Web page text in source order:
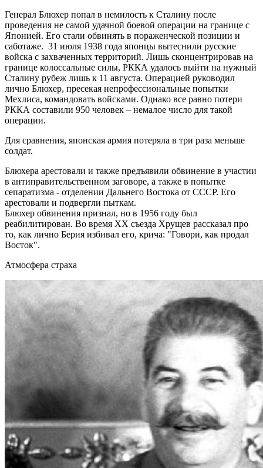
Генерал Блюхер попал в немилость к Сталину после
проведения не самой удачной боевой операции на границе с
Японией. Его стали обвинять в пораженческой позиции и
саботаже. 31 июля 1938 года японцы вытеснили русские
войска с захваченных территорий. Лишь сконцентрировав на
границе колоссальные силы, РККА удалось выйти на нужный
Сталину рубеж лишь к 11 августа. Операцией руководил
лично Блюхер, пресекая непрофессиональные попытки
Мехлиса, командовать войсками. Однако все равно потери
РККА составили 950 человек – немалое число для такой
операции.
Для сравнения, японская армия потеряла в три раза меньше
солдат.
Блюхера арестовали и также предъявили обвинение в участии
в антиправительственном заговоре, а также в попытке
сепаратизма - отделении Дальнего Востока от СССР. Его
арестовали и подвергли пыткам.
Блюхер обвинения признал, но в 1956 году был
реабилитирован. Во время XX съезда Хрущев рассказал про
то, как лично Берия избивал его, крича: "Говори, как продал
Восток".
Атмосфера страха